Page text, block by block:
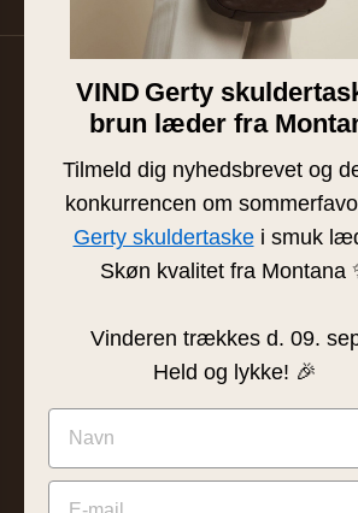
Familjeägd läder- och skinnbutik från Silkeborg.
Handplockat läder av högsta kvalitet sedan
BUTIK & SHOWROOM
Tværgade 8 · 8600 Silkeborg
info@frejaskind.dk
CVR 12345678
KUNDSERVICE
OM FREJA
VIND Gerty
brun læder fra
Tilmeld dig nyhedsbrevet og
konkurrencen om
Gerty skuldertaskei smuk
Skøn kvalitet fra Montana
Vinderen trækkes d. 09.
Held og lykke! 🎉